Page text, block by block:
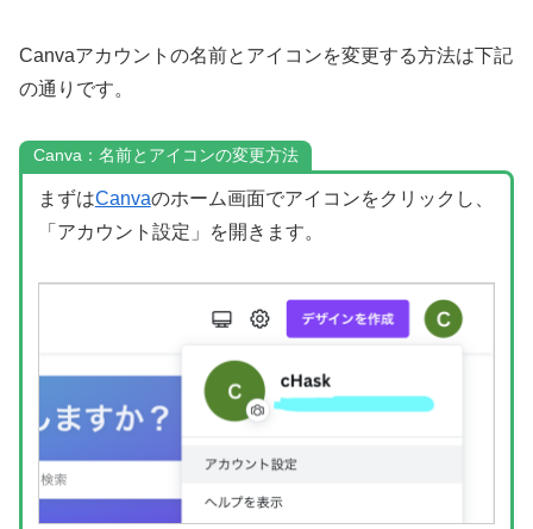
Canvaアカウントの名前とアイコンを変更する方法は下記
の通りです。
Canva：名前とアイコンの変更方法
まずはCanvaのホーム画面でアイコンをクリックし、
「アカウント設定」を開きます。